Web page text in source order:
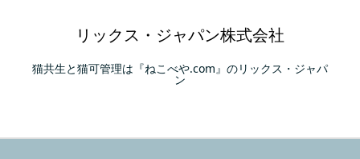
リックス・ジャパン株式会社
猫共生と猫可管理は『ねこべや.com』のリックス・ジャパ
ン